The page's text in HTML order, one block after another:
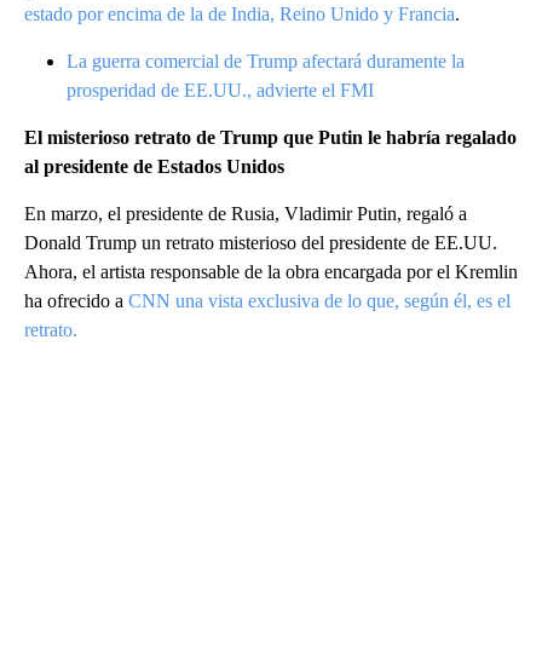
estado por encima de la de India, Reino Unido y Francia.
La guerra comercial de Trump afectará duramente la
prosperidad de EE.UU., advierte el FMI
El misterioso retrato de Trump que Putin le habría regalado
al presidente de Estados Unidos
En marzo, el presidente de Rusia, Vladimir Putin, regaló a
Donald Trump un retrato misterioso del presidente de EE.UU.
Ahora, el artista responsable de la obra encargada por el Kremlin
ha ofrecido a CNN una vista exclusiva de lo que, según él, es el
retrato.